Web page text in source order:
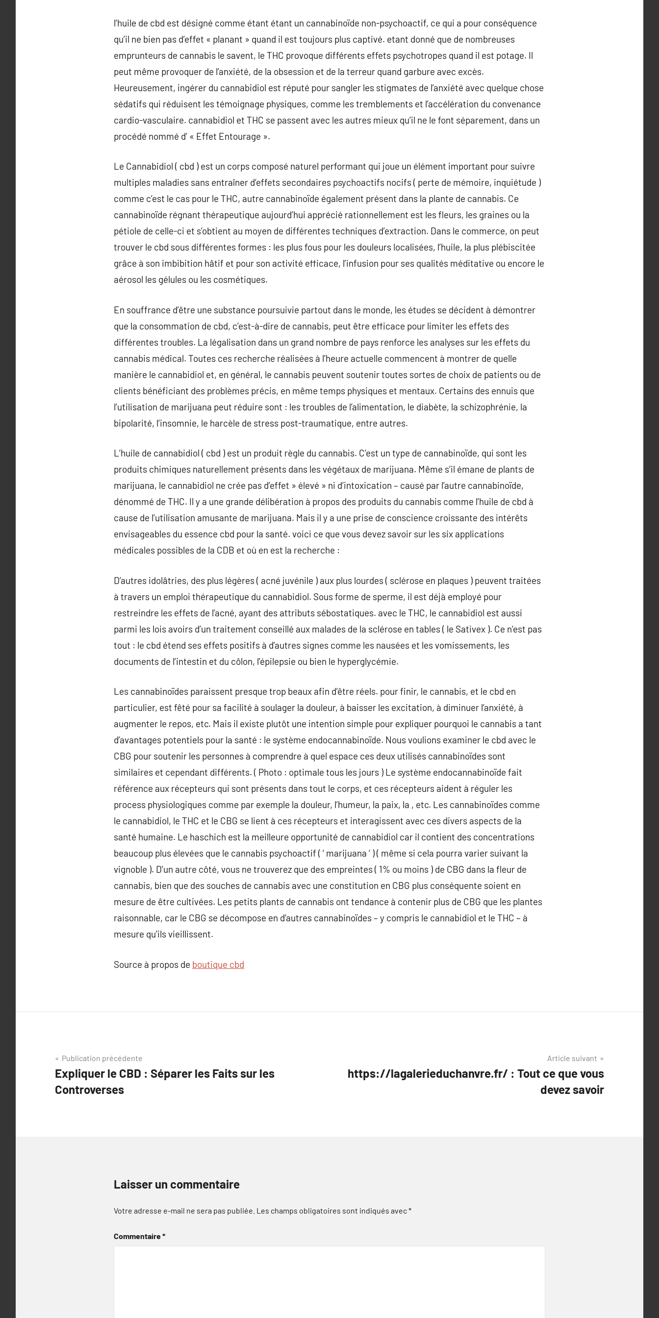
l’huile de cbd est désigné comme étant étant un cannabinoïde non-psychoactif, ce qui a pour conséquence
qu’il ne bien pas d’effet « planant » quand il est toujours plus captivé. etant donné que de nombreuses
emprunteurs de cannabis le savent, le THC provoque différents effets psychotropes quand il est potage. Il
peut même provoquer de l’anxiété, de la obsession et de la terreur quand garbure avec excès.
Heureusement, ingérer du cannabidiol est réputé pour sangler les stigmates de l’anxiété avec quelque chose
sédatifs qui réduisent les témoignage physiques, comme les tremblements et l’accélération du convenance
cardio-vasculaire. cannabidiol et THC se passent avec les autres mieux qu’il ne le font séparement, dans un
procédé nommé d’ « Effet Entourage ».
Le Cannabidiol ( cbd ) est un corps composé naturel performant qui joue un élément important pour suivre
multiples maladies sans entraîner d’effets secondaires psychoactifs nocifs ( perte de mémoire, inquiétude )
comme c’est le cas pour le THC, autre cannabinoïde également présent dans la plante de cannabis. Ce
cannabinoïde régnant thérapeutique aujourd’hui apprécié rationnellement est les fleurs, les graines ou la
pétiole de celle-ci et s’obtient au moyen de différentes techniques d’extraction. Dans le commerce, on peut
trouver le cbd sous différentes formes : les plus fous pour les douleurs localisées, l’huile, la plus plébiscitée
grâce à son imbibition hâtif et pour son activité efficace, l’infusion pour ses qualités méditative ou encore le
aérosol les gélules ou les cosmétiques.
En souffrance d’être une substance poursuivie partout dans le monde, les études se décident à démontrer
que la consommation de cbd, c’est-à-dire de cannabis, peut être efficace pour limiter les effets des
différentes troubles. La légalisation dans un grand nombre de pays renforce les analyses sur les effets du
cannabis médical. Toutes ces recherche réalisées à l’heure actuelle commencent à montrer de quelle
manière le cannabidiol et, en général, le cannabis peuvent soutenir toutes sortes de choix de patients ou de
clients bénéficiant des problèmes précis, en même temps physiques et mentaux. Certains des ennuis que
l’utilisation de marijuana peut réduire sont : les troubles de l’alimentation, le diabète, la schizophrénie, la
bipolarité, l’insomnie, le harcèle de stress post-traumatique, entre autres.
L’huile de cannabidiol ( cbd ) est un produit règle du cannabis. C’est un type de cannabinoïde, qui sont les
produits chimiques naturellement présents dans les végétaux de marijuana. Même s’il émane de plants de
marijuana, le cannabidiol ne crée pas d’effet » élevé » ni d’intoxication – causé par l’autre cannabinoïde,
dénommé de THC. Il y a une grande délibération à propos des produits du cannabis comme l’huile de cbd à
cause de l’utilisation amusante de marijuana. Mais il y a une prise de conscience croissante des intérêts
envisageables du essence cbd pour la santé. voici ce que vous devez savoir sur les six applications
médicales possibles de la CDB et où en est la recherche :
D’autres idolâtries, des plus légères ( acné juvénile ) aux plus lourdes ( sclérose en plaques ) peuvent traitées
à travers un emploi thérapeutique du cannabidiol. Sous forme de sperme, il est déjà employé pour
restreindre les effets de l’acné, ayant des attributs sébostatiques. avec le THC, le cannabidiol est aussi
parmi les lois avoirs d’un traitement conseillé aux malades de la sclérose en tables ( le Sativex ). Ce n’est pas
tout : le cbd étend ses effets positifs à d’autres signes comme les nausées et les vomissements, les
documents de l’intestin et du côlon, l’épilepsie ou bien le hyperglycémie.
Les cannabinoïdes paraissent presque trop beaux afin d’être réels. pour finir, le cannabis, et le cbd en
particulier, est fêté pour sa facilité à soulager la douleur, à baisser les excitation, à diminuer l’anxiété, à
augmenter le repos, etc. Mais il existe plutôt une intention simple pour expliquer pourquoi le cannabis a tant
d’avantages potentiels pour la santé : le système endocannabinoïde. Nous voulions examiner le cbd avec le
CBG pour soutenir les personnes à comprendre à quel espace ces deux utilisés cannabinoïdes sont
similaires et cependant différents. ( Photo : optimale tous les jours ) Le système endocannabinoïde fait
référence aux récepteurs qui sont présents dans tout le corps, et ces récepteurs aident à réguler les
process physiologiques comme par exemple la douleur, l’humeur, la paix, la , etc. Les cannabinoïdes comme
le cannabidiol, le THC et le CBG se lient à ces récepteurs et interagissent avec ces divers aspects de la
santé humaine. Le haschich est la meilleure opportunité de cannabidiol car il contient des concentrations
beaucoup plus élevées que le cannabis psychoactif ( ‘ marijuana ‘ ) ( même si cela pourra varier suivant la
vignoble ). D’un autre côté, vous ne trouverez que des empreintes ( 1% ou moins ) de CBG dans la fleur de
cannabis, bien que des souches de cannabis avec une constitution en CBG plus conséquente soient en
mesure de être cultivées. Les petits plants de cannabis ont tendance à contenir plus de CBG que les plantes
raisonnable, car le CBG se décompose en d’autres cannabinoïdes – y compris le cannabidiol et le THC – à
mesure qu’ils vieillissent.
Source à propos de boutique cbd
Navigation
de
l’article
Publication précédente
Expliquer le CBD : Séparer les Faits sur les
Controverses
Article suivant
https://lagalerieduchanvre.fr/ : Tout ce que vous
devez savoir
Laisser un commentaire
Votre adresse e-mail ne sera pas publiée. Les champs obligatoires sont indiqués avec*
Commentaire*